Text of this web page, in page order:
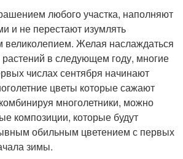
любого участка, наполняют
и не перестают изумлять
Желая наслаждаться
растений в следующем году, многие
числах сентября начинают
цветы которые сажают
многолетники, можно
композиции, которые будут
обильным цветением с первых
зимы.